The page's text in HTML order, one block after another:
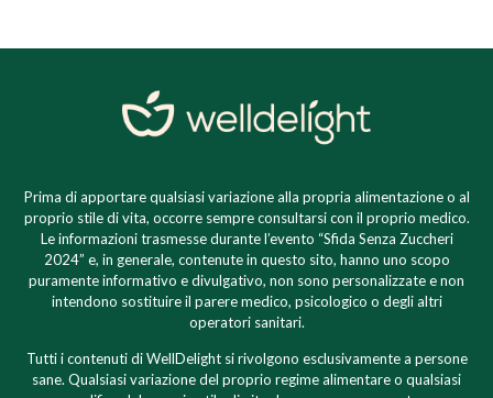
Prima di apportare qualsiasi variazione alla propria alimentazione o al
proprio stile di vita, occorre sempre consultarsi con il proprio medico.
Le informazioni trasmesse durante l’evento “Sfida Senza Zuccheri
2024” e, in generale, contenute in questo sito, hanno uno scopo
puramente informativo e divulgativo, non sono personalizzate e non
intendono sostituire il parere medico, psicologico o degli altri
operatori sanitari.
Tutti i contenuti di WellDelight si rivolgono esclusivamente a persone
sane. Qualsiasi variazione del proprio regime alimentare o qualsiasi